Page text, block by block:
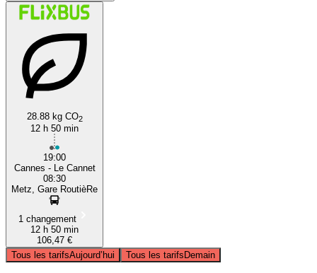
28.88 kg CO2
12 h 50 min
19:00
Cannes - Le Cannet
08:30
Metz, Gare RoutièRe
1 changement
12 h 50 min
106,47 €
Tous les tarifsAujourd’hui Tous les tarifsDemain